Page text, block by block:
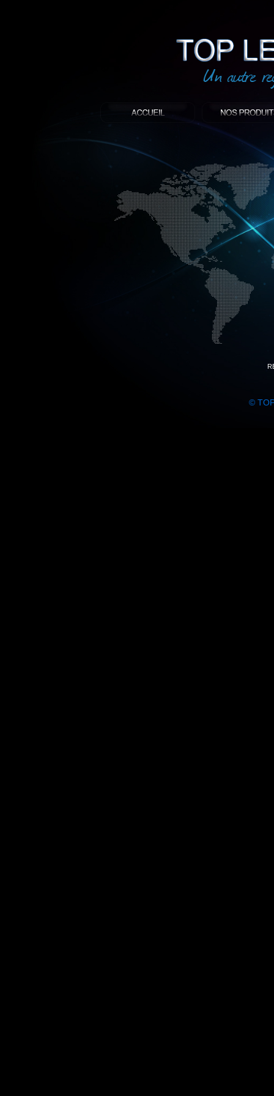
©
: Top led world
Produit décoratif led
Objet publicitaire led
éclairage blanc led
Enseigne publicitaire
Fabriquant et distributeur français
gamme à base de LED.
led, Topledworld, top led world, top
économie énergie, edf, lumière,